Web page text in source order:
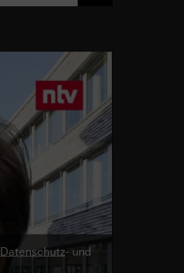
Datenschutz- und